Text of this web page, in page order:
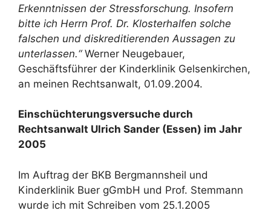
Erkenntnissen der Stressforschung. Insofern
bitte ich Herrn Prof. Dr. Klosterhalfen solche
falschen und diskreditierenden Aussagen zu
unterlassen.“Werner Neugebauer,
Geschäftsführer der Kinderklinik Gelsenkirchen,
an meinen Rechtsanwalt, 01.09.2004.
Einschüchterungsversuche durch
Rechtsanwalt Ulrich Sander (Essen) im Jahr
2005
Im Auftrag der BKB Bergmannsheil und
Kinderklinik Buer gGmbH und Prof. Stemmann
wurde ich mit Schreiben vom 25.1.2005